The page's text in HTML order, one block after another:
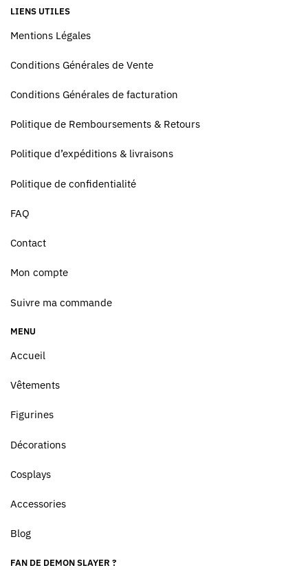
LIENS UTILES
Mentions Légales
Conditions Générales de Vente
Conditions Générales de facturation
Politique de Remboursements & Retours
Politique d’expéditions & livraisons
Politique de confidentialité
FAQ
Contact
Mon compte
Suivre ma commande
MENU
Accueil
Vêtements
Figurines
Décorations
Cosplays
Accessories
Blog
FAN DE DEMON SLAYER ?